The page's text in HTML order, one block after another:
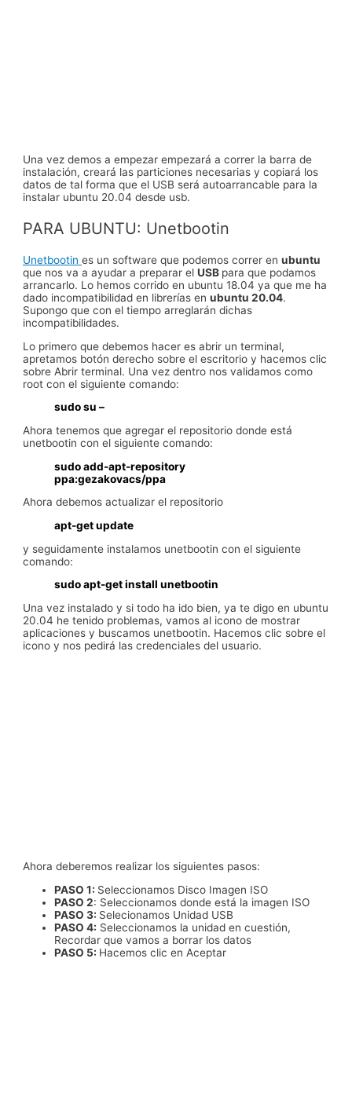
Una vez demos a empezar empezará a correr la barra de
instalación, creará las particiones necesarias y copiará los
datos de tal forma que el USB será autoarrancable para la
instalar ubuntu 20.04 desde usb.
PARA UBUNTU: Unetbootin
Unetbootines un software que podemos correr enubuntu
que nos va a ayudar a preparar elUSB para que podamos
arrancarlo. Lo hemos corrido en ubuntu 18.04 ya que me ha
dado incompatibilidad en librerías enubuntu 20.04.
Supongo que con el tiempo arreglarán dichas
incompatibilidades.
Lo primero que debemos hacer es abrir un terminal,
apretamos botón derecho sobre el escritorio y hacemos clic
sobre Abrir terminal. Una vez dentro nos validamos como
root con el siguiente comando:
sudo su –
Ahora tenemos que agregar el repositorio donde está
unetbootin con el siguiente comando:
sudo add-apt-repository
ppa:gezakovacs/ppa
Ahora debemos actualizar el repositorio
apt-get update
y seguidamente instalamos unetbootin con el siguiente
comando:
sudo apt-get install unetbootin
Una vez instalado y si todo ha ido bien, ya te digo en ubuntu
20.04 he tenido problemas, vamos al icono de mostrar
aplicaciones y buscamos unetbootin. Hacemos clic sobre el
icono y nos pedirá las credenciales del usuario.
Ahora deberemos realizar los siguientes pasos:
PASO 1: Seleccionamos Disco Imagen ISO
PASO 2: Seleccionamos donde está la imagen ISO
PASO 3: Selecionamos Unidad USB
PASO 4: Seleccionamos la unidad en cuestión,
Recordar que vamos a borrar los datos
PASO 5: Hacemos clic en Aceptar